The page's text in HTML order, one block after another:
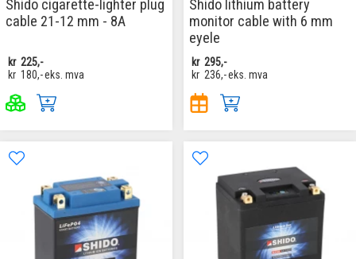
Shido cigarette-lighter plug
cable 21-12 mm - 8A
kr 225,-
kr 180,-eks. mva
Shido lithium battery
monitor cable with 6 mm
eyele
kr 295,-
kr 236,-eks. mva